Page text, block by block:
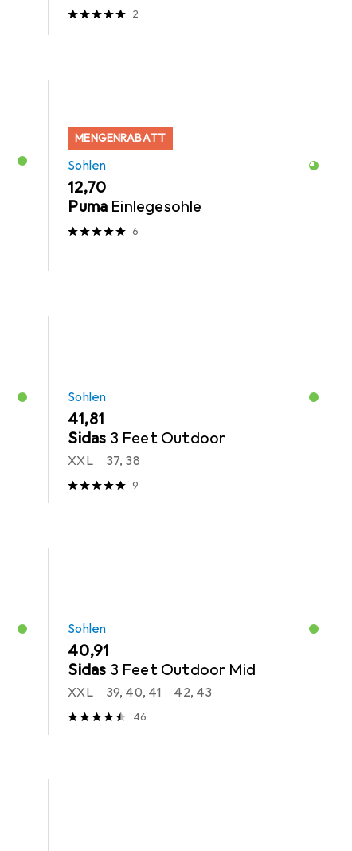
2
MENGENRABATT
Sohlen
EUR
12,70
Puma Einlegesohle
6
Sohlen
EUR
41,81
Sidas 3 Feet Outdoor
XXL 37, 38
9
Sohlen
EUR
40,91
Sidas 3 Feet Outdoor Mid
XXL 39, 40, 41 42, 43
46